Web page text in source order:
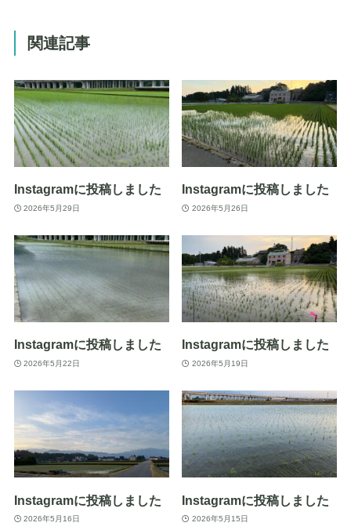
関連記事
Instagramに投稿しました
2026年5月29日
Instagramに投稿しました
2026年5月26日
Instagramに投稿しました
2026年5月22日
Instagramに投稿しました
2026年5月19日
Instagramに投稿しました
2026年5月16日
Instagramに投稿しました
2026年5月15日